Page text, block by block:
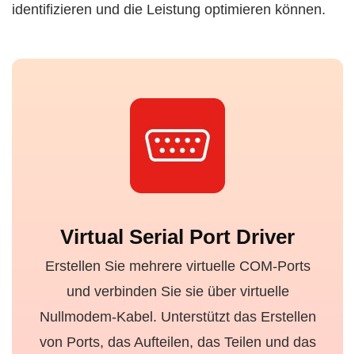
identifizieren und die Leistung optimieren können.
Virtual Serial Port Driver
Erstellen Sie mehrere virtuelle COM-Ports
und verbinden Sie sie über virtuelle
Nullmodem-Kabel. Unterstützt das Erstellen
von Ports, das Aufteilen, das Teilen und das